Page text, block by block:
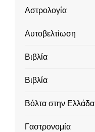
Αστρολογία
Αυτοβελτίωση
Βιβλία
Βιβλία
Βόλτα στην Ελλάδα
Γαστρονομία